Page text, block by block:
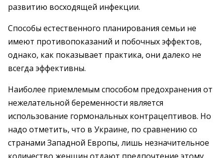
развитию восходящей инфекции.
Способы естественного планирования семьи не
имеют противопоказаний и побочных эффектов,
однако, как показывает практика, они далеко не
всегда эффективны.
Наиболее приемлемым способом предохранения от
нежелательной беременности является
использование гормональных контрацептивов. Но
надо отметить, что в Украине, по сравнению со
странами Западной Европы, лишь незначительное